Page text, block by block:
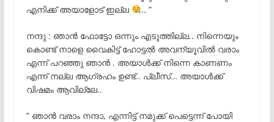
എനിക്ക് അയാളോട് ഇല്ല
.. ”
നന്ദു : ഞാൻ ഫോട്ടോ ഒന്നും എടുത്തില്ല.. നിന്നെയും
കൊണ്ട് നാളെ വൈകിട്ട് ഹോട്ടൽ അവന്യൂവിൽ വരാം
എന്ന് പറഞ്ഞു ഞാൻ . അയാൾക്ക് നിന്നെ കാണണം
എന്ന് നല്ല ആഗ്രഹം ഉണ്ട്.. പ്ലീസ്… അയാൾക്ക്
വിഷമം ആവില്ലേ..
” ഞാൻ വരാം നന്ദാ, എന്നിട്ട് നമുക്ക് പെട്ടെന്ന് പോയി